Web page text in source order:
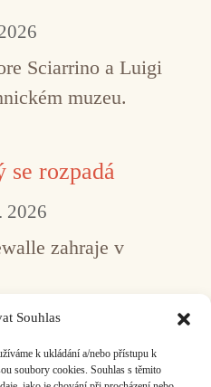
Souhlas
k ukládání a/nebo přístupu k
soubory cookies. Souhlas s těmito
Sciarrino a Luigi
muzeu.
se rozpadá
2026
zahraje v
5 ... 517